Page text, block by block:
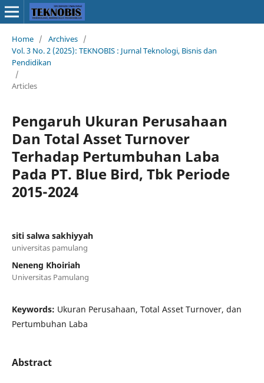
Home / Archives /
Vol. 3 No. 2 (2025): TEKNOBIS : Jurnal Teknologi, Bisnis dan
Pendidikan
/
Articles
Pengaruh Ukuran Perusahaan
Dan Total Asset Turnover
Terhadap Pertumbuhan Laba
Pada PT. Blue Bird, Tbk Periode
2015-2024
siti salwa sakhiyyah
universitas pamulang
Neneng Khoiriah
Universitas Pamulang
Keywords: Ukuran Perusahaan, Total Asset Turnover, dan
Pertumbuhan Laba
Abstract